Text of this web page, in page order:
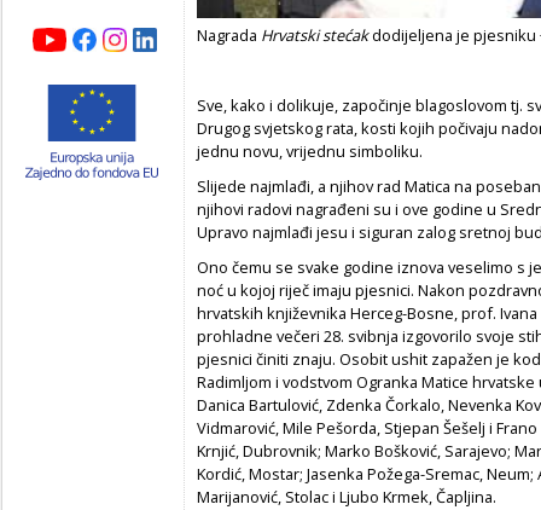
Nagrada Hrvatski stećakdodijeljena je pjesniku
Sve, kako i dolikuje, započinje blagoslovom tj.
Drugog svjetskog rata, kosti kojih počivaju
jednu novu, vrijednu simboliku.
Slijede najmlađi, a njihov rad Matica na
njihovi radovi nagrađeni su i ove godine u
Upravo najmlađi jesu i siguran zalog sretnoj
Ono čemu se svake godine iznova veselimo s
noć u kojoj riječ imaju pjesnici. Nakon
hrvatskih književnika Herceg-Bosne, prof.
prohladne večeri 28. svibnja izgovorilo svoje
pjesnici činiti znaju. Osobit ushit zapažen je
Radimljom i vodstvom Ogranka Matice
Danica Bartulović, Zdenka Čorkalo, Nevenka
Vidmarović, Mile Pešorda, Stjepan Šešelj i
Krnjić, Dubrovnik; Marko Bošković, Sarajevo;
Kordić, Mostar; Jasenka Požega-Sremac,
Marijanović, Stolac i Ljubo Krmek, Čapljina.